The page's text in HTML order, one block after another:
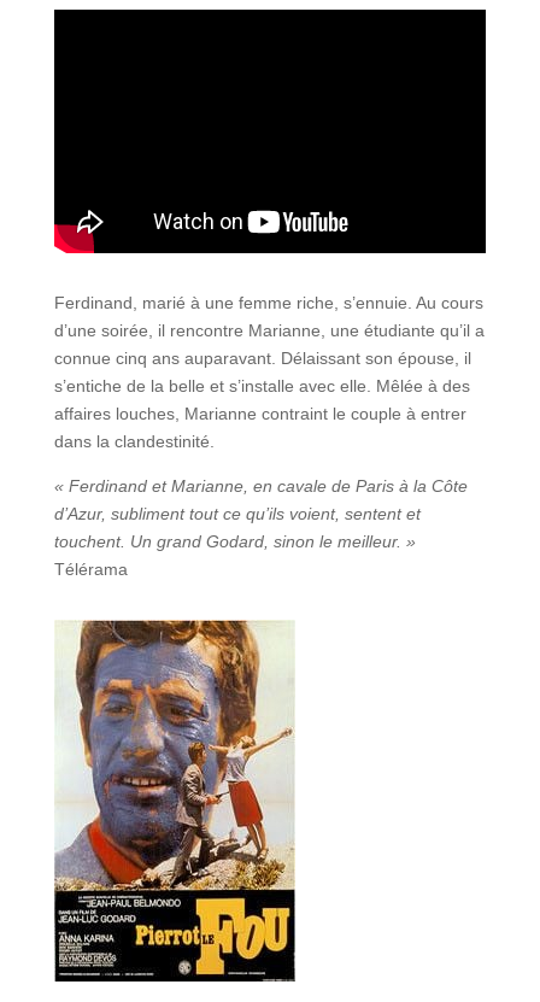
Ferdinand, marié à une femme riche, s’ennuie. Au cours
d’une soirée, il rencontre Marianne, une étudiante qu’il a
connue cinq ans auparavant. Délaissant son épouse, il
s’entiche de la belle et s’installe avec elle. Mêlée à des
affaires louches, Marianne contraint le couple à entrer
dans la clandestinité.
« Ferdinand et Marianne, en cavale de Paris à la Côte
d’Azur, subliment tout ce qu’ils voient, sentent et
touchent. Un grand Godard, sinon le meilleur. »
Télérama